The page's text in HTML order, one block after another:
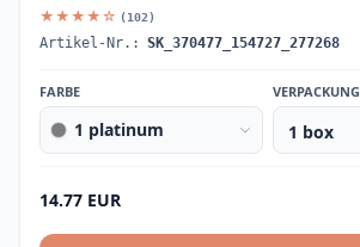
★★★★☆ (102)
Artikel-Nr.: SK_370477_154727_277268
FARBE
1 platinum
VERPACKUNG
14.77 EUR